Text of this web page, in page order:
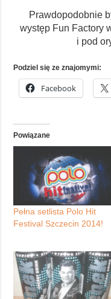
Prawdopodobnie
występ Fun Factory
i pod
Podziel się ze znajomymi:
Facebook
Powiązane
Pełna setlista Polo Hit
Festival Szczecin 2014!